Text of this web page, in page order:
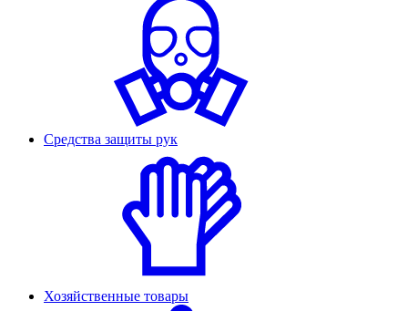
Средства защиты рук
Хозяйственные товары